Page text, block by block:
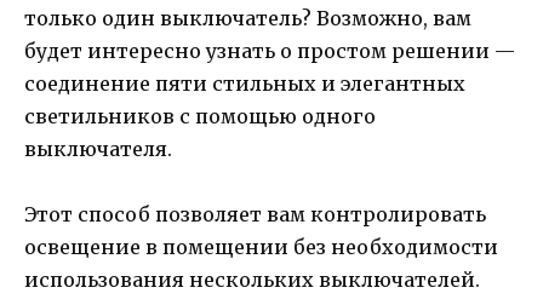
только один выключатель? Возможно, вам
будет интересно узнать о простом решении —
соединение пяти стильных и элегантных
светильников с помощью одного
выключателя.
Этот способ позволяет вам контролировать
освещение в помещении без необходимости
использования нескольких выключателей.